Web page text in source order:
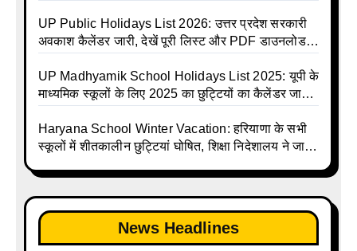
Calendar List 2026
UP Madhyamik Avkash Talika 2026 | UP
Madhyamik School avkash suchi | UP
Holiday Calendar | Madhyamik School Holidays
List 2026
UP Public Holidays List 2026: उत्तर प्रदेश सरकारी
अवकाश कैलेंडर जारी, देखें पूरी लिस्ट और PDF डाउनलोड
talika | Sarkari Avkash Talika | Up Holidays List |
Holidays Calendar
UP Madhyamik School Holidays List 2025: यूपी के
माध्यमिक स्कूलों के लिए 2025 का छुट्टियों का कैलेंडर जारी |
Up Madhyamik Avkash Talika 2025 | UP
Madhyamik School avkash suchi | UP
holiday calendar | Madhyamik School Holidays
List 2025
Haryana School Winter Vacation: हरियाणा के सभी
स्कूलों में शीतकालीन छुट्टियां घोषित, शिक्षा निदेशालय ने जारी
News Headlines